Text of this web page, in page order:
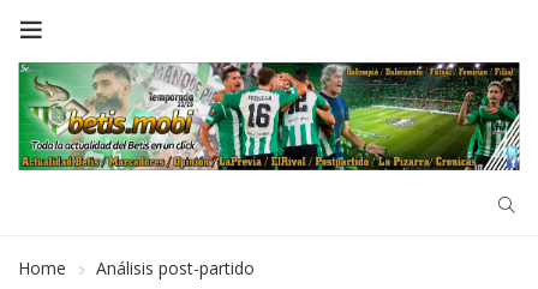
Home Análisis post-partido